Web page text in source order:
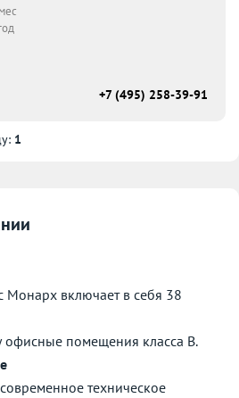
+7 (495) 258-39-91
1
включает в себя 38
офисные помещения класса B.
техническое